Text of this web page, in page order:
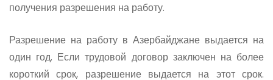
получения разрешения на работу.
Разрешение на работу в Азербайджане выдается на
один год. Если трудовой договор заключен на более
короткий срок, разрешение выдается на этот срок.